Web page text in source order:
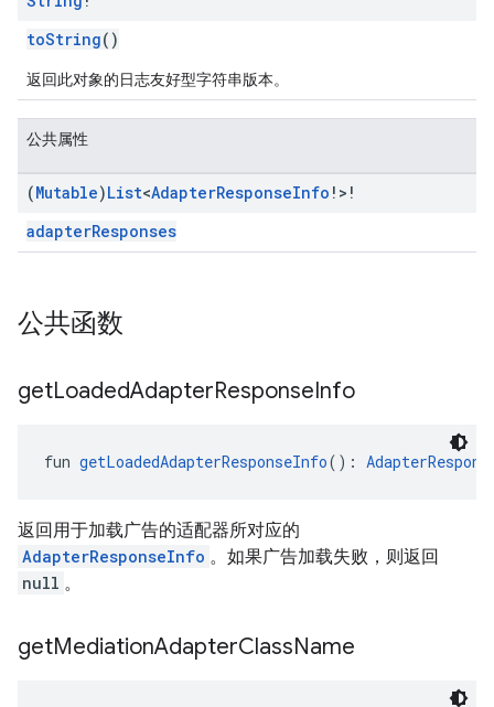
toString()
返回此对象的日志友好型字符串版本。
公共属性
(Mutable)List<AdapterResponseInfo !>!
adapterResponses
公共函数
getLoadedAdapterResponseInfo
fun getLoadedAdapterResponseInfo():
返回用于加载广告的适配器所对应的
AdapterResponseInfo 。如果广告加载失败，则返回
null 。
getMediationAdapterClassName